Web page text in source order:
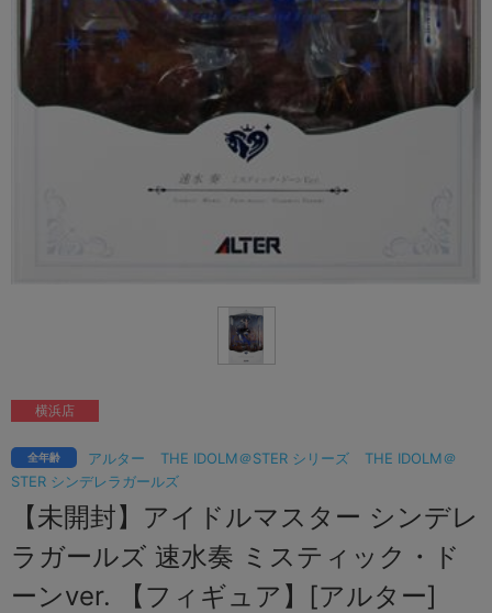
アルター THE IDOLM＠STER シリーズ
THE IDOLM＠
STER シンデレラガールズ
全年齢
【未開封】アイドルマスター シンデレ
ラガールズ 速水奏 ミスティック・ド
ーンver. 【フィギュア】[アルター]
横浜店